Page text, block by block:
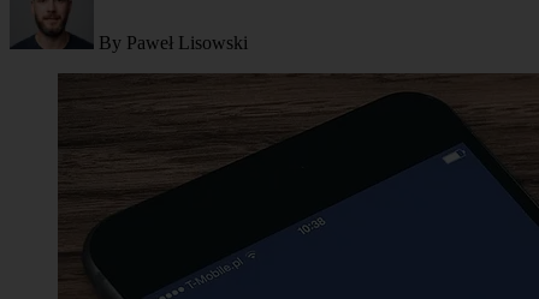
By Paweł Lisowski